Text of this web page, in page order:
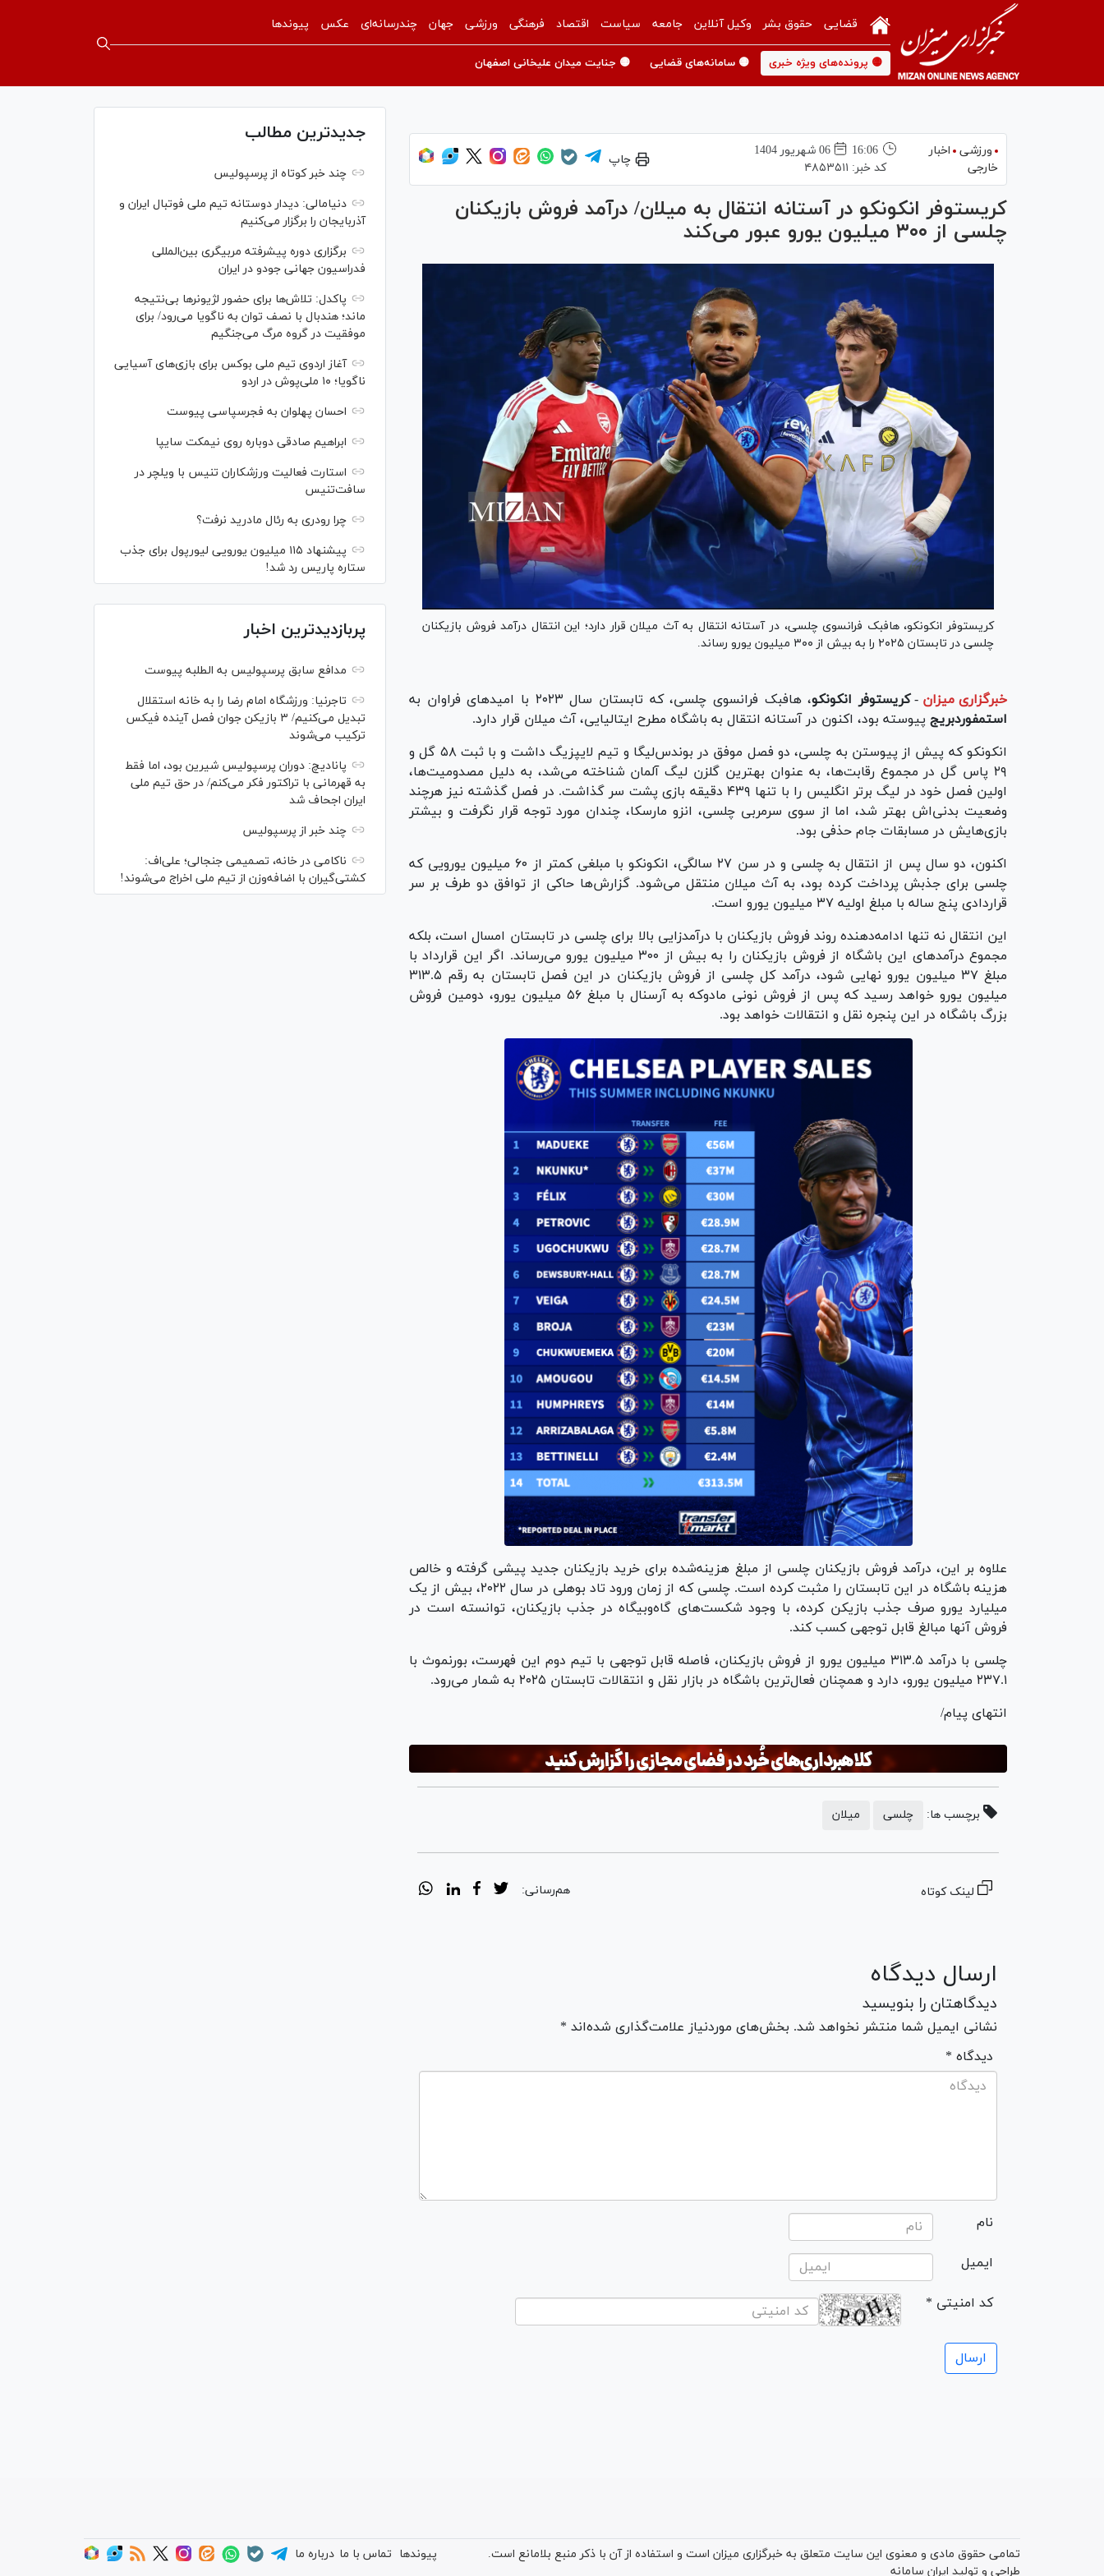
قضایی حقوق بشر وکیل آنلاین جامعه سیاست اقتصاد فرهنگی ورزشی جهان چندرسانه‌ای عکس پیوندها
🟡 پرونده‌های ویژه خبری 🟡 سامانه‌های قضایی 🟡 جنایت میدان علیخانی اصفهان
ورزشی
اخبار
خارجی
16:06
06 شهريور 1404
کد خبر: ۴۸۵۳۵۱۱
چاپ
کریستوفر انکونکو در آستانه انتقال به میلان/ درآمد فروش بازیکنان
چلسی از ۳۰۰ میلیون یورو عبور می‌کند
کریستوفر انکونکو، هافبک فرانسوی چلسی، در آستانه انتقال به آث میلان قرار دارد؛ این انتقال درآمد فروش بازیکنان
چلسی در تابستان ۲۰۲۵ را به بیش از ۳۰۰ میلیون یورو رساند.
خبرگزاری میزان - کریستوفر انکونکو، هافبک فرانسوی چلسی، که تابستان سال ۲۰۲۳ با امید‌های فراوان به
استمفوردبریج پیوسته بود، اکنون در آستانه انتقال به باشگاه مطرح ایتالیایی، آث میلان قرار دارد.
انکونکو که پیش از پیوستن به چلسی، دو فصل موفق در بوندس‌لیگا و تیم لایپزیگ داشت و با ثبت ۵۸ گل و
۲۹ پاس گل در مجموع رقابت‌ها، به عنوان بهترین گلزن لیگ آلمان شناخته می‌شد، به دلیل مصدومیت‌ها،
اولین فصل خود در لیگ برتر انگلیس را با تنها ۴۳۹ دقیقه بازی پشت سر گذاشت. در فصل گذشته نیز هرچند
وضعیت بدنی‌اش بهتر شد، اما از سوی سرمربی چلسی، انزو مارسکا، چندان مورد توجه قرار نگرفت و بیشتر
بازی‌هایش در مسابقات جام حذفی بود.
اکنون، دو سال پس از انتقال به چلسی و در سن ۲۷ سالگی، انکونکو با مبلغی کمتر از ۶۰ میلیون یورویی که
چلسی برای جذبش پرداخت کرده بود، به آث میلان منتقل می‌شود. گزارش‌ها حاکی از توافق دو طرف بر سر
قراردادی پنج ساله با مبلغ اولیه ۳۷ میلیون یورو است.
این انتقال نه تنها ادامه‌دهنده روند فروش بازیکنان با درآمدزایی بالا برای چلسی در تابستان امسال است، بلکه
مجموع درآمد‌های این باشگاه از فروش بازیکنان را به بیش از ۳۰۰ میلیون یورو می‌رساند. اگر این قرارداد با
مبلغ ۳۷ میلیون یورو نهایی شود، درآمد کل چلسی از فروش بازیکنان در این فصل تابستان به رقم ۳۱۳.۵
میلیون یورو خواهد رسید که پس از فروش نونی مادوکه به آرسنال با مبلغ ۵۶ میلیون یورو، دومین فروش
بزرگ باشگاه در این پنجره نقل و انتقالات خواهد بود.
علاوه بر این، درآمد فروش بازیکنان چلسی از مبلغ هزینه‌شده برای خرید بازیکنان جدید پیشی گرفته و خالص
هزینه باشگاه در این تابستان را مثبت کرده است. چلسی که از زمان ورود تاد بوهلی در سال ۲۰۲۲، بیش از یک
میلیارد یورو صرف جذب بازیکن کرده، با وجود شکست‌های گاه‌وبیگاه در جذب بازیکنان، توانسته است در
فروش آنها مبالغ قابل توجهی کسب کند.
چلسی با درآمد ۳۱۳.۵ میلیون یورو از فروش بازیکنان، فاصله قابل توجهی با تیم دوم این فهرست، بورنموث با
۲۳۷.۱ میلیون یورو، دارد و همچنان فعال‌ترین باشگاه در بازار نقل و انتقالات تابستان ۲۰۲۵ به شمار می‌رود.
انتهای پیام/
برچسب ها: چلسی میلان
لینک کوتاه هم‌رسانی:
ارسال دیدگاه
دیدگاهتان را بنویسید
نشانی ایمیل شما منتشر نخواهد شد. بخش‌های موردنیاز علامت‌گذاری شده‌اند *
* دیدگاه
نام
ایمیل
* کد امنیتی
جدیدترین مطالب
چند خبر کوتاه از پرسپولیس
دنیامالی: دیدار دوستانه تیم ملی فوتبال ایران و
آذربایجان را برگزار می‌کنیم
برگزاری دوره پیشرفته مربیگری بین‌المللی
فدراسیون جهانی جودو در ایران
پاکدل: تلاش‌ها برای حضور لژیونر‌ها بی‌نتیجه
ماند؛ هندبال با نصف توان به ناگویا می‌رود/ برای
موفقیت در گروه مرگ می‌جنگیم
آغاز اردوی تیم ملی بوکس برای بازی‌های آسیایی
ناگویا؛ ۱۰ ملی‌پوش در اردو
احسان پهلوان به فجرسپاسی پیوست
ابراهیم صادقی دوباره روی نیمکت سایپا
استارت فعالیت ورزشکاران تنیس با ویلچر در
سافت‌تنیس
چرا رودری به رئال مادرید نرفت؟
پیشنهاد ۱۱۵ میلیون یورویی لیورپول برای جذب
ستاره پاریس رد شد!
پربازدیدترین اخبار
مدافع سابق پرسپولیس به الطلبه پیوست
تاجرنیا: ورزشگاه امام رضا را به خانه استقلال
تبدیل می‌کنیم/ ۳ بازیکن جوان فصل آینده فیکس
ترکیب می‌شوند
پانادیچ: دوران پرسپولیس شیرین بود، اما فقط
به قهرمانی با تراکتور فکر می‌کنم/ در حق تیم ملی
ایران اجحاف شد
چند خبر از پرسپولیس
ناکامی در خانه، تصمیمی جنجالی؛ علی‌اف:
کشتی‌گیران با اضافه‌وزن از تیم ملی اخراج می‌شوند!
تمامی حقوق مادی و معنوی این سایت متعلق به خبرگزاری میزان است و استفاده از آن با ذکر منبع بلامانع است.
طراحی و تولید ایران سامانه
پیوندها تماس با ما درباره ما